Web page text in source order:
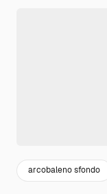
arcobaleno sfondo